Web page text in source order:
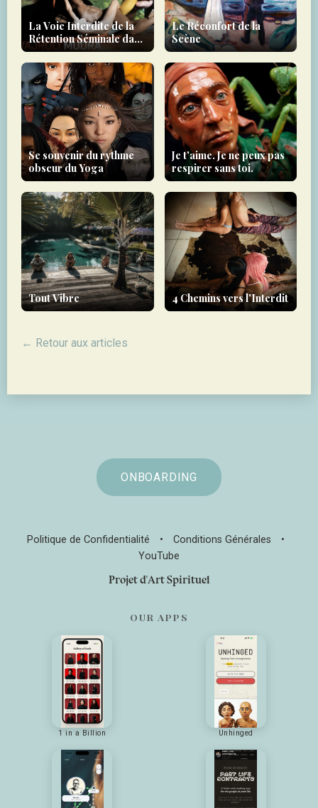
La Voie Interdite de la
Rétention Séminale dans
le Tantra
Le Réconfort de la
Scène
Se souvenir du rythme
obscur du Yoga
Je t'aime. Je ne peux pas
respirer sans toi.
Tout Vibre 4 Chemins vers l'Interdit
← Retour aux articles
ONBOARDING
Politique de Confidentialité • Conditions Générales
•
YouTube
Projet d'Art Spirituel
OUR APPS
1 in a Billion Unhinged